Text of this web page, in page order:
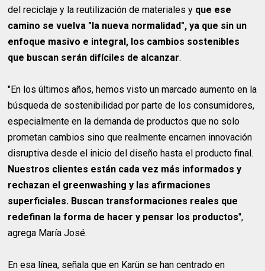
del reciclaje y la reutilización de materiales y que ese
camino se vuelva "la nueva normalidad", ya que sin un
enfoque masivo e integral, los cambios sostenibles
que buscan serán difíciles de alcanzar.
"En los últimos años, hemos visto un marcado aumento en la
búsqueda de sostenibilidad por parte de los consumidores,
especialmente en la demanda de productos que no solo
prometan cambios sino que realmente encarnen innovación
disruptiva desde el inicio del diseño hasta el producto final.
Nuestros clientes están cada vez más informados y
rechazan el greenwashing y las afirmaciones
superficiales. Buscan transformaciones reales que
redefinan la forma de hacer y pensar los productos",
agrega María José.
En esa línea, señala que en Karün se han centrado en